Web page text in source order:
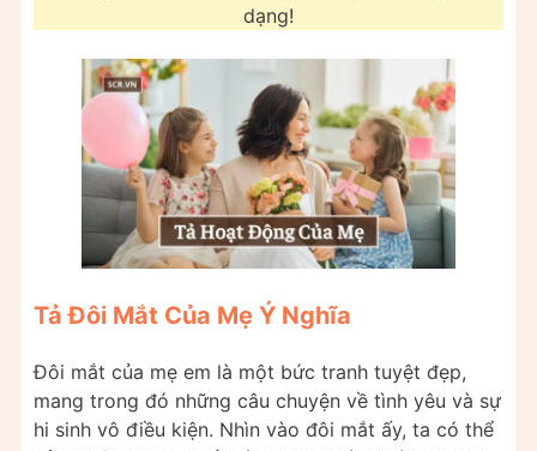
dạng!
Tả Đôi Mắt Của Mẹ Ý Nghĩa
Đôi mắt của mẹ em là một bức tranh tuyệt đẹp,
mang trong đó những câu chuyện về tình yêu và sự
hi sinh vô điều kiện. Nhìn vào đôi mắt ấy, ta có thể